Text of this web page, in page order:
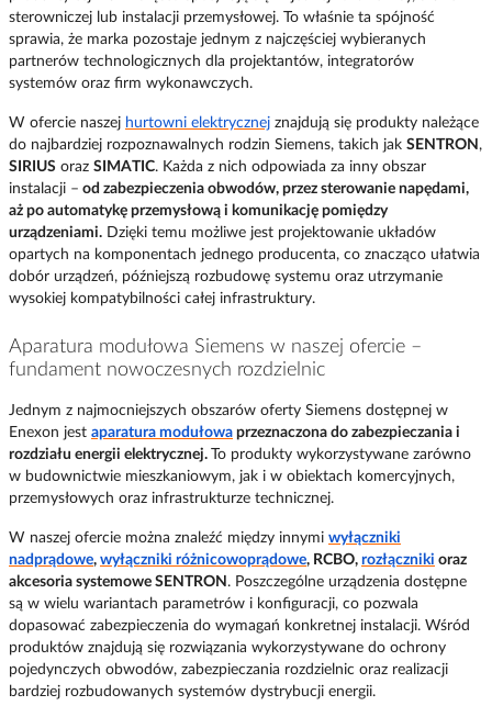
sterowniczej lub instalacji przemysłowej. To właśnie ta spójność
sprawia, że marka pozostaje jednym z najczęściej wybieranych
partnerów technologicznych dla projektantów, integratorów
systemów oraz firm wykonawczych.
W ofercie naszej hurtowni elektrycznej znajdują się produkty należące
do najbardziej rozpoznawalnych rodzin Siemens, takich jak SENTRON ,
SIRIUS oraz SIMATIC. Każda z nich odpowiada za inny obszar
instalacji – od zabezpieczenia obwodów, przez sterowanie napędami,
aż po automatykę przemysłową i komunikację pomiędzy
urządzeniami. Dzięki temu możliwe jest projektowanie układów
opartych na komponentach jednego producenta, co znacząco ułatwia
dobór urządzeń, późniejszą rozbudowę systemu oraz utrzymanie
wysokiej kompatybilności całej infrastruktury.
Aparatura modułowa Siemens w naszej ofercie –
fundament nowoczesnych rozdzielnic
Jednym z najmocniejszych obszarów oferty Siemens dostępnej w
Enexon jest aparatura modułowa przeznaczona do zabezpieczania i
rozdziału energii elektrycznej. To produkty wykorzystywane zarówno
w budownictwie mieszkaniowym, jak i w obiektach komercyjnych,
przemysłowych oraz infrastrukturze technicznej.
W naszej ofercie można znaleźć między innymi wyłączniki
nadprądowe, wyłączniki różnicowoprądowe, RCBO, rozłączniki oraz
akcesoria systemowe SENTRON . Poszczególne urządzenia dostępne
są w wielu wariantach parametrów i konfiguracji, co pozwala
dopasować zabezpieczenia do wymagań konkretnej instalacji. Wśród
produktów znajdują się rozwiązania wykorzystywane do ochrony
pojedynczych obwodów, zabezpieczania rozdzielnic oraz realizacji
bardziej rozbudowanych systemów dystrybucji energii.